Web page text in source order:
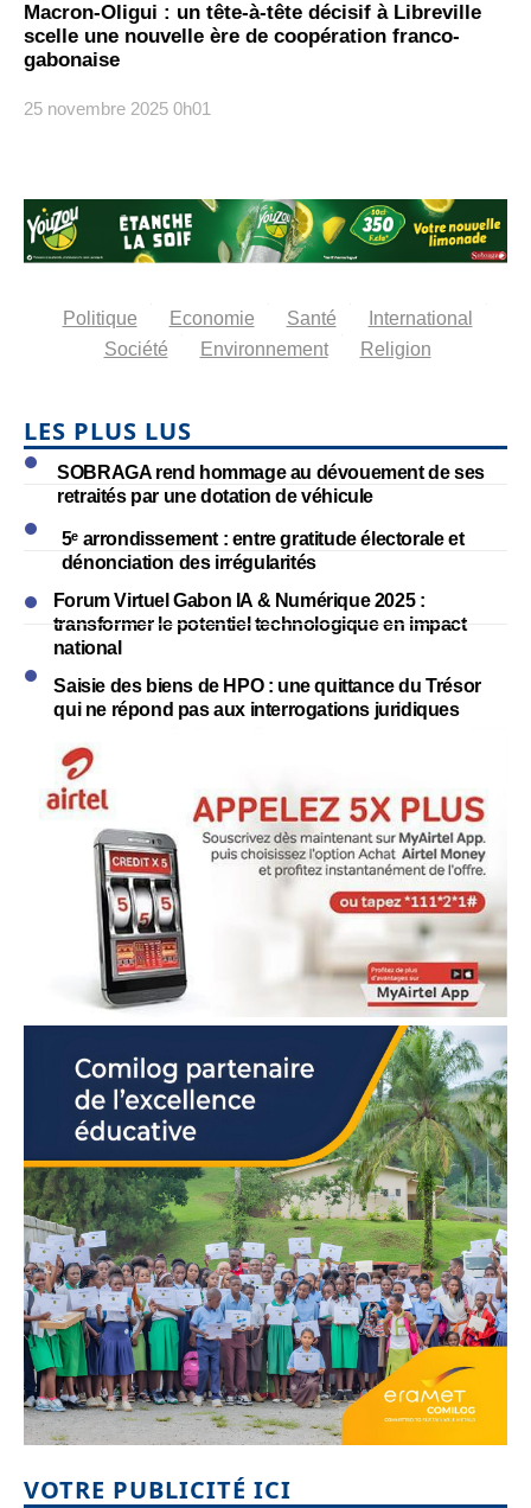
Macron-Oligui : un tête-à-tête décisif à Libreville
scelle une nouvelle ère de coopération franco-
gabonaise
25 novembre 2025 0h01
Politique Economie Santé
International
Société
Environnement Religion
LES PLUS LUS
SOBRAGA rend hommage au dévouement de ses
retraités par une dotation de véhicule
5ᵉ arrondissement : entre gratitude électorale et
dénonciation des irrégularités
Forum Virtuel Gabon IA & Numérique 2025 :
transformer le potentiel technologique en impact
national
Saisie des biens de HPO : une quittance du Trésor
qui ne répond pas aux interrogations juridiques
VOTRE PUBLICITÉ ICI